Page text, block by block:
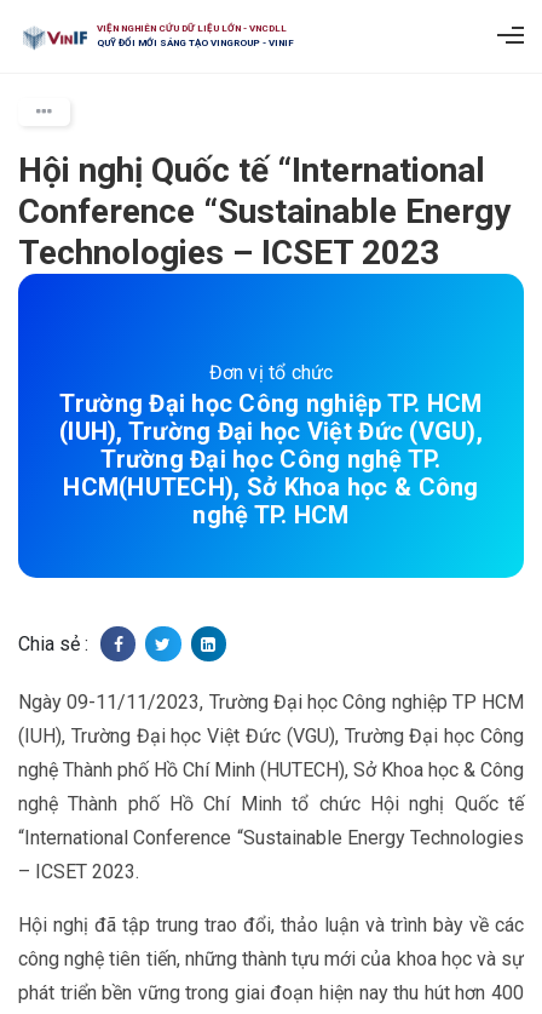
VIỆN NGHIÊN CỨU DỮ LIỆU LỚN - VNCDLL
QUỸ ĐỔI MỚI SÁNG TẠO VINGROUP - VINIF
Hội nghị Quốc tế “International
Conference “Sustainable Energy
Technologies – ICSET 2023
Đơn vị tổ chức
Trường Đại học Công nghiệp TP. HCM
(IUH), Trường Đại học Việt Đức (VGU),
Trường Đại học Công nghệ TP.
HCM(HUTECH), Sở Khoa học & Công
nghệ TP. HCM
Chia sẻ :
Ngày 09-11/11/2023, Trường Đại học Công nghiệp TP HCM
(IUH), Trường Đại học Việt Đức (VGU), Trường Đại học Công
nghệ Thành phố Hồ Chí Minh (HUTECH), Sở Khoa học & Công
nghệ Thành phố Hồ Chí Minh tổ chức Hội nghị Quốc tế
“International Conference “Sustainable Energy Technologies
– ICSET 2023.
Hội nghị đã tập trung trao đổi, thảo luận và trình bày về các
công nghệ tiên tiến, những thành tựu mới của khoa học và sự
phát triển bền vững trong giai đoạn hiện nay thu hút hơn 400